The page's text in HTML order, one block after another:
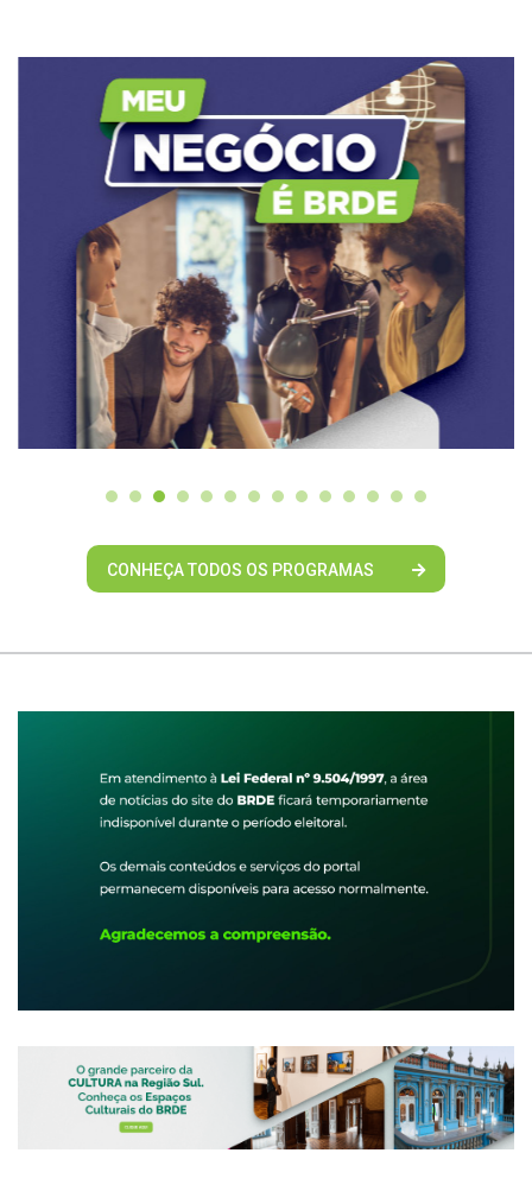
CONHEÇA TODOS OS PROGRAMAS